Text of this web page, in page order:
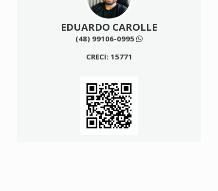
EDUARDO CAROLLE
(48) 99106-0995
CRECI: 15771